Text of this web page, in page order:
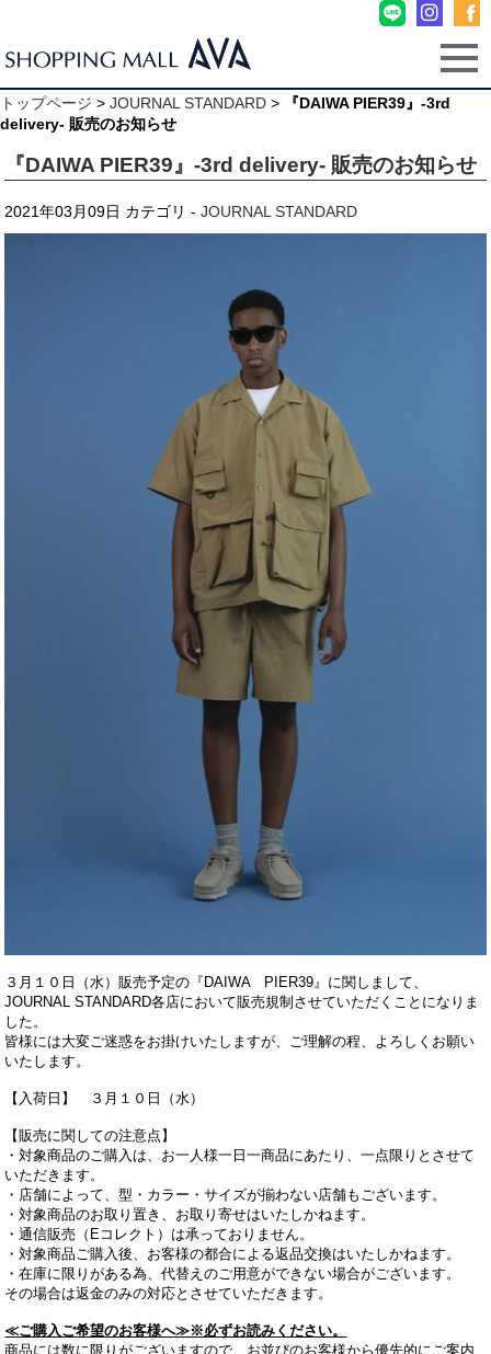
トップページ > JOURNAL STANDARD >
『DAIWA PIER39』-3rd
delivery- 販売のお知らせ
『DAIWA PIER39』-3rd delivery- 販売のお知らせ
2021年03月09日 カテゴリ -JOURNAL STANDARD
３月１０日（水）販売予定の『DAIWA PIER39』に関しまして、
JOURNAL STANDARD各店において販売規制させていただくことになりま
した。
皆様には大変ご迷惑をお掛けいたしますが、ご理解の程、よろしくお願い
いたします。
【入荷日】 ３月１０日（水）
【販売に関しての注意点】
・対象商品のご購入は、お一人様一日一商品にあたり、一点限りとさせて
いただきます。
・店舗によって、型・カラー・サイズが揃わない店舗もございます。
・対象商品のお取り置き、お取り寄せはいたしかねます。
・通信販売（Eコレクト）は承っておりません。
・対象商品ご購入後、お客様の都合による返品交換はいたしかねます。
・在庫に限りがある為、代替えのご用意ができない場合がございます。
その場合は返金のみの対応とさせていただきます。
≪ご購入ご希望のお客様へ≫※必ずお読みください。
商品には数に限りがございますので、お並びのお客様から優先的にご案内